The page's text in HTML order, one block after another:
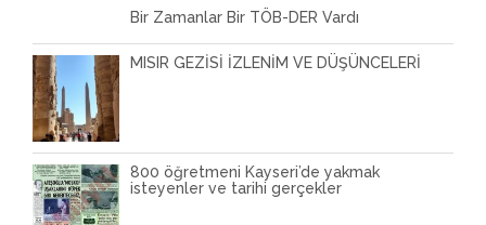
Bir Zamanlar Bir TÖB-DER Vardı
MISIR GEZİSİ İZLENİM VE DÜŞÜNCELERİ
800 öğretmeni Kayseri’de yakmak
isteyenler ve tarihi gerçekler